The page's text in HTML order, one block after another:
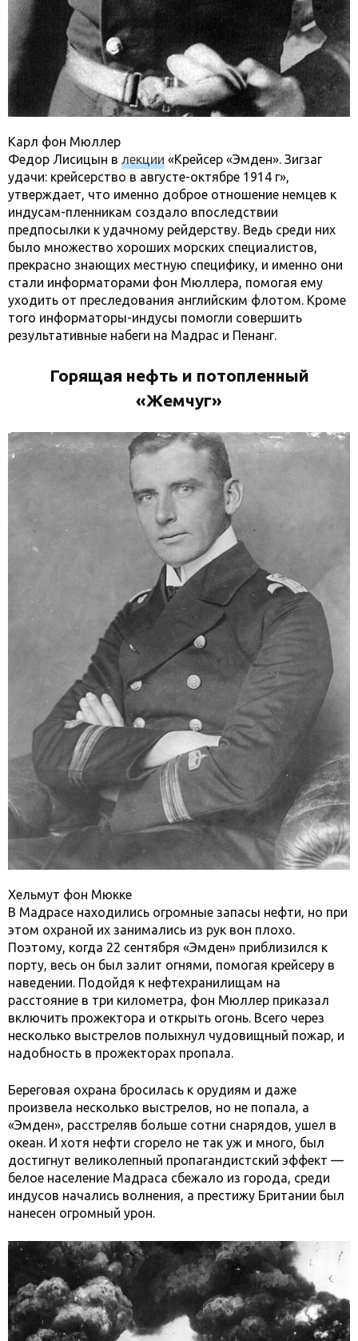
Карл фон Мюллер
Федор Лисицын в лекции «Крейсер «Эмден». Зигзаг
удачи: крейсерство в августе-октябре 1914 г»,
утверждает, что именно доброе отношение немцев к
индусам-пленникам создало впоследствии
предпосылки к удачному рейдерству. Ведь среди них
было множество хороших морских специалистов,
прекрасно знающих местную специфику, и именно они
стали информаторами фон Мюллера, помогая ему
уходить от преследования английским флотом. Кроме
того информаторы-индусы помогли совершить
результативные набеги на Мадрас и Пенанг.
Горящая нефть и потопленный
«Жемчуг»
Хельмут фон Мюкке
В Мадрасе находились огромные запасы нефти, но при
этом охраной их занимались из рук вон плохо.
Поэтому, когда 22 сентября «Эмден» приблизился к
порту, весь он был залит огнями, помогая крейсеру в
наведении. Подойдя к нефтехранилищам на
расстояние в три километра, фон Мюллер приказал
включить прожектора и открыть огонь. Всего через
несколько выстрелов полыхнул чудовищный пожар, и
надобность в прожекторах пропала.
Береговая охрана бросилась к орудиям и даже
произвела несколько выстрелов, но не попала, а
«Эмден», расстреляв больше сотни снарядов, ушел в
океан. И хотя нефти сгорело не так уж и много, был
достигнут великолепный пропагандистский эффект —
белое население Мадраса сбежало из города, среди
индусов начались волнения, а престижу Британии был
нанесен огромный урон.